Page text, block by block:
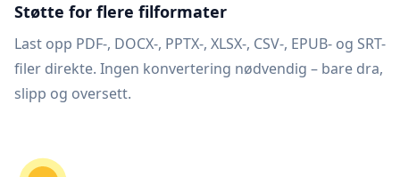
Støtte for flere filformater
Last opp PDF-, DOCX-, PPTX-, XLSX-, CSV-, EPUB- og SRT-
filer direkte. Ingen konvertering nødvendig – bare dra,
slipp og oversett.